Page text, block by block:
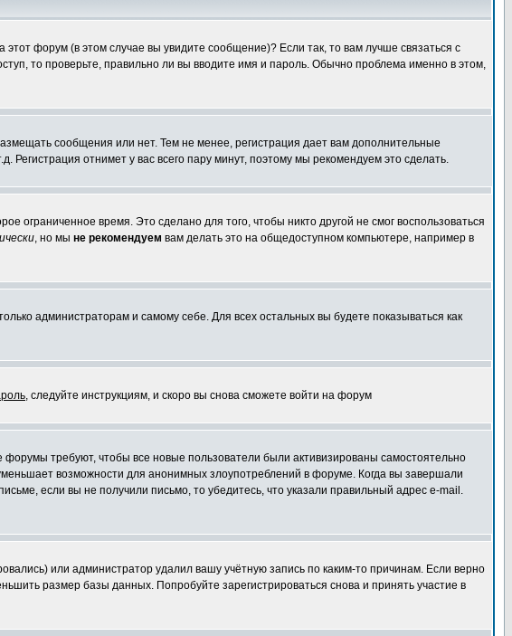
форум (в этом случае вы увидите сообщение)? Если так, то вам лучше связаться с
то проверьте, правильно ли вы вводите имя и пароль. Обычно проблема именно в этом,
сообщения или нет. Тем не менее, регистрация дает вам дополнительные
отнимет у вас всего пару минут, поэтому мы рекомендуем это сделать.
ограниченное время. Это сделано для того, чтобы никто другой не смог воспользоваться
, но мы не рекомендуем вам делать это на общедоступном компьютере, например в
администраторам и самому себе. Для всех остальных вы будете показываться как
, следуйте инструкциям, и скоро вы снова сможете войти на форум
требуют, чтобы все новые пользователи были активизированы самостоятельно
возможности для анонимных злоупотреблений в форуме. Когда вы завершали
если вы не получили письмо, то убедитесь, что указали правильный адрес e-mail.
или администратор удалил вашу учётную запись по каким-то причинам. Если верно
размер базы данных. Попробуйте зарегистрироваться снова и принять участие в